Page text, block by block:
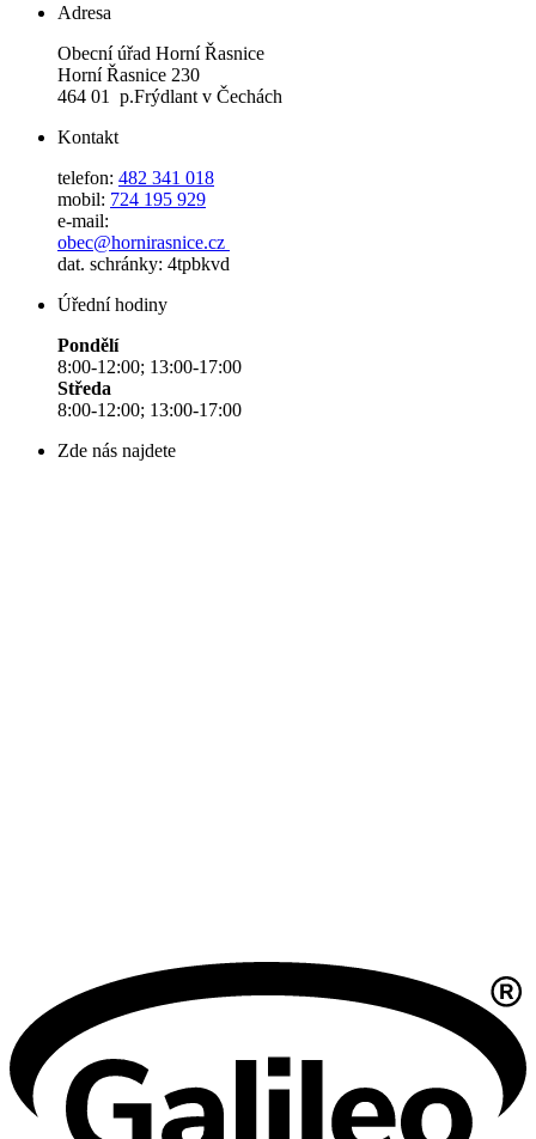
Adresa
Obecní úřad Horní Řasnice
Horní Řasnice 230
464 01 p.Frýdlant v Čechách
Kontakt
telefon: 482 341 018
mobil: 724 195 929
e-mail:
obec@hornirasnice.cz
dat. schránky: 4tpbkvd
Úřední hodiny
Pondělí
8:00-12:00; 13:00-17:00
Středa
8:00-12:00; 13:00-17:00
Zde nás najdete